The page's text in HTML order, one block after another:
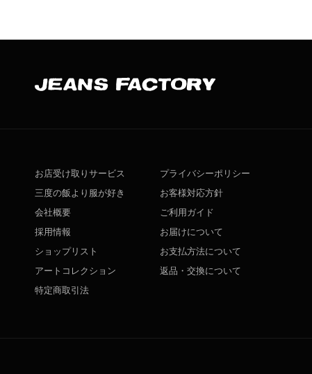
お店受け取りサービス
三度の飯より服が好き
会社概要
採用情報
ショップリスト
アートコレクション
特定商取引法
プライバシーポリシー
お客様対応方針
ご利用ガイド
お届けについて
お支払方法について
返品・交換について